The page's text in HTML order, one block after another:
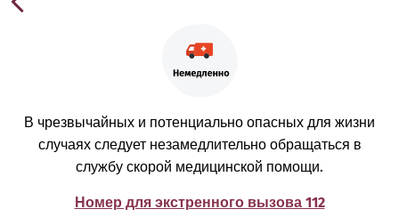
В чрезвычайных и потенциально опасных для жизни
случаях следует незамедлительно обращаться в
службу скорой медицинской помощи.
Номер для экстренного вызова 112